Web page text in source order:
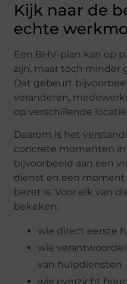
Kijk naar de
echte
Een BHV-plan kan op
zijn, maar toch minder
Dat gebeurt
veranderen,
op verschillende
Daarom is het
concrete momenten in
bijvoorbeeld aan een
dienst en een
bezet is. Voor elk van
bekeken:
wie direct eerste
wie
van hulpdiensten
wie overzicht